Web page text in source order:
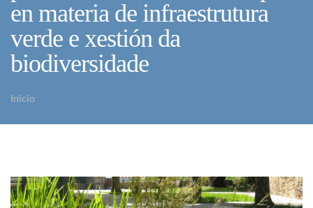
en materia de infraestrutura
verde e xestión da
biodiversidade
Inicio